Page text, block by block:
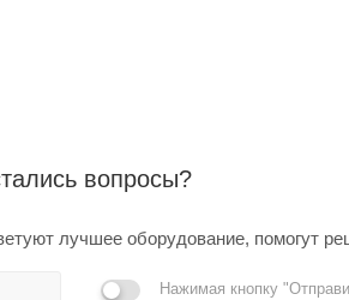
вопросы?
лучшее оборудование, помогут
Нажимая кнопку